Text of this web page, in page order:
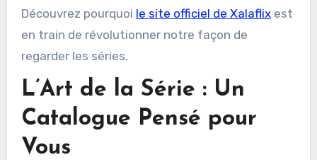
Découvrez pourquoi le site officiel de Xalaflixest
en train de révolutionner notre façon de
regarder les séries.
L’Art de la Série : Un
Catalogue Pensé pour
Vous